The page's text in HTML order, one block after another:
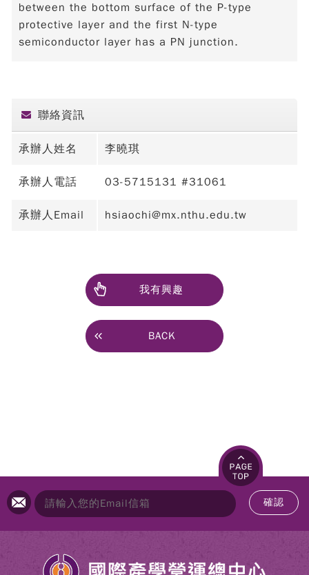
between the bottom surface of the P-type
protective layer and the first N-type
semiconductor layer has a PN junction.
聯絡資訊
承辦人姓名 李曉琪
承辦人電話 03-5715131 #31061
承辦人Email hsiaochi@mx.nthu.edu.tw
我有興趣
BACK
確認